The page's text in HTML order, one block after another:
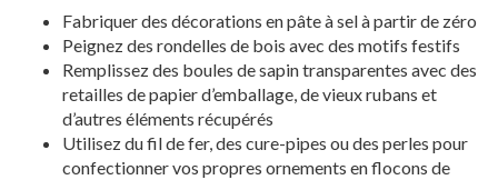
Fabriquer des décorations en pâte à sel à partir de zéro
Peignez des rondelles de bois avec des motifs festifs
Remplissez des boules de sapin transparentes avec des
retailles de papier d’emballage, de vieux rubans et
d’autres éléments récupérés
Utilisez du fil de fer, des cure-pipes ou des perles pour
confectionner vos propres ornements en flocons de